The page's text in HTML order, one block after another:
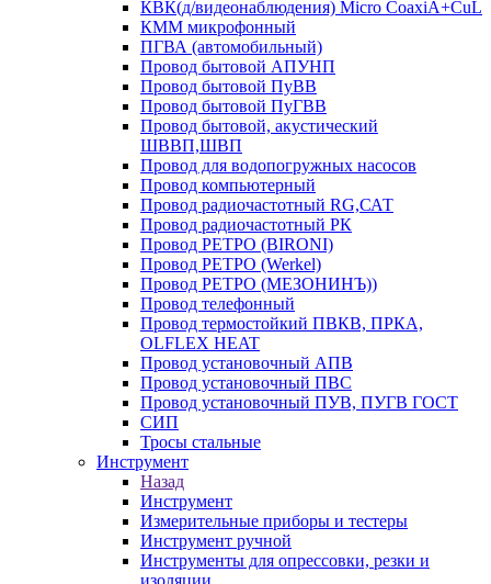
КВК(д/видеонаблюдения) Micro CoaxiA+CuL
КММ микрофонный
ПГВА (автомобильный)
Провод бытовой АПУНП
Провод бытовой ПуВВ
Провод бытовой ПуГВВ
Провод бытовой, акустический
ШВВП,ШВП
Провод для водопогружных насосов
Провод компьютерный
Провод радиочастотный RG,САТ
Провод радиочастотный РК
Провод РЕТРО (BIRONI)
Провод РЕТРО (Werkel)
Провод РЕТРО (МЕЗОНИНЪ))
Провод телефонный
Провод термостойкий ПВКВ, ПРКА,
OLFLEX HEAT
Провод установочный АПВ
Провод установочный ПВС
Провод установочный ПУВ, ПУГВ ГОСТ
СИП
Тросы стальные
Инструмент
Назад
Инструмент
Измерительные приборы и тестеры
Инструмент ручной
Инструменты для опрессовки, резки и